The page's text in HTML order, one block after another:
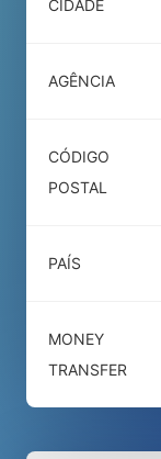
CIDADE
AGÊNCIA
CÓDIGO
POSTAL
PAÍS
MONEY
TRANSFER